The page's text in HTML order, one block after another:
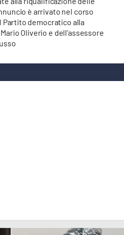
è arrivato nel corso
Partito democratico alla
Oliverio e dell’assessore